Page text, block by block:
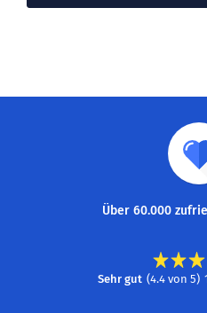
Über 60.000
Sehr gut (4.4 von 5)